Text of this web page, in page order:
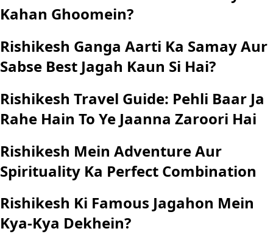
Kahan Ghoomein?
Rishikesh Ganga Aarti Ka Samay Aur
Sabse Best Jagah Kaun Si Hai?
Rishikesh Travel Guide: Pehli Baar Ja
Rahe Hain To Ye Jaanna Zaroori Hai
Rishikesh Mein Adventure Aur
Spirituality Ka Perfect Combination
Rishikesh Ki Famous Jagahon Mein
Kya-Kya Dekhein?